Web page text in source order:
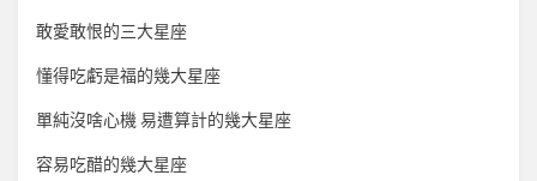
敢愛敢恨的三大星座
懂得吃虧是福的幾大星座
單純沒啥心機 易遭算計的幾大星座
容易吃醋的幾大星座